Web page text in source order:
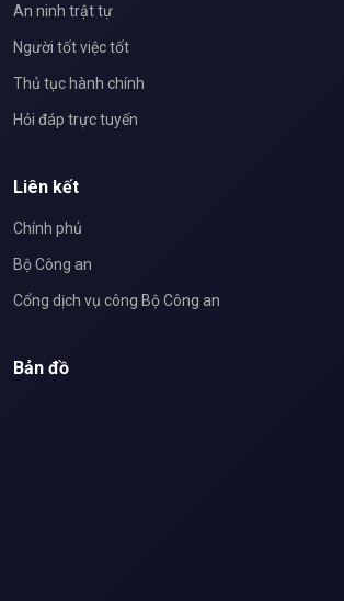
An ninh trật tự
Người tốt việc tốt
Thủ tục hành chính
Hỏi đáp trực tuyến
Liên kết
Chính phủ
Bộ Công an
Cổng dịch vụ công Bộ Công an
Bản đồ